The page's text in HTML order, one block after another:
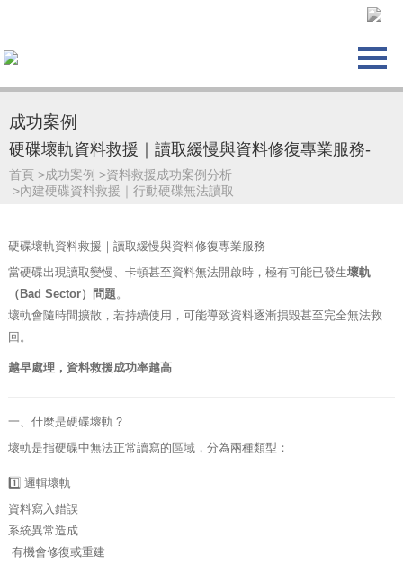
成功案例
硬碟壞軌資料救援｜讀取緩慢與資料修復專業服務-
首頁 >成功案例 >資料救援成功案例分析
>內建硬碟資料救援｜行動硬碟無法讀取
硬碟壞軌資料救援｜讀取緩慢與資料修復專業服務
當硬碟出現讀取變慢、卡頓甚至資料無法開啟時，極有可能已發生壞軌
（Bad Sector）問題。
壞軌會隨時間擴散，若持續使用，可能導致資料逐漸損毀甚至完全無法救
回。
越早處理，資料救援成功率越高
一、什麼是硬碟壞軌？
壞軌是指硬碟中無法正常讀寫的區域，分為兩種類型：
1️⃣ 邏輯壞軌
資料寫入錯誤
系統異常造成
有機會修復或重建